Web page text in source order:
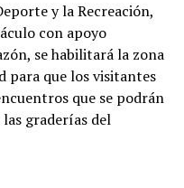
y la Recreación,
con apoyo
se habilitará la zona
para que los visitantes
que se podrán
graderías del